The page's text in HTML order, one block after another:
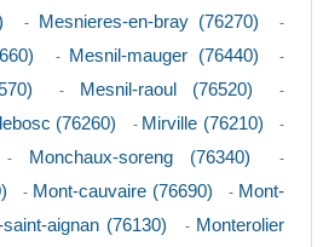
- Mesnieres-en-bray (76270) -
- Mesnil-mauger (76440) -
- Mesnil-raoul (76520) -
(76260) - Mirville (76210) -
- Monchaux-soreng (76340) -
- Mont-cauvaire (76690) - Mont-
saint-aignan (76130) - Monterolier